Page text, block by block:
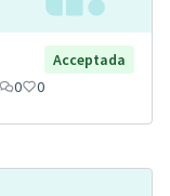
Acceptada
0 0